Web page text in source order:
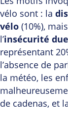
vélo sont : la
vélo (10%),
l’insécurité
représentant
l’absence de
la météo, les
de cadenas, et